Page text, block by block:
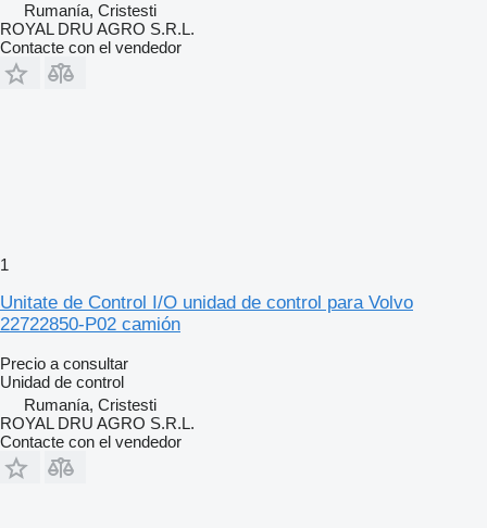
Rumanía, Cristesti
ROYAL DRU AGRO S.R.L.
Contacte con el vendedor
1
Unitate de Control I/O unidad de control para Volvo
22722850-P02 camión
Precio a consultar
Unidad de control
Rumanía, Cristesti
ROYAL DRU AGRO S.R.L.
Contacte con el vendedor